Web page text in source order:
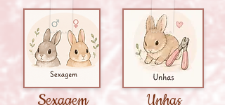
Sexagem Unhas